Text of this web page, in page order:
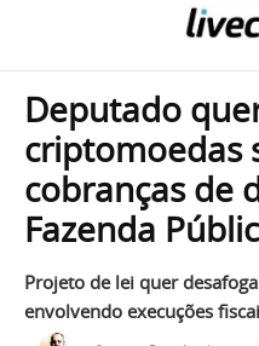
Deputado
criptomoedas
cobranças de
Fazenda
Projeto de lei quer
envolvendo execuções